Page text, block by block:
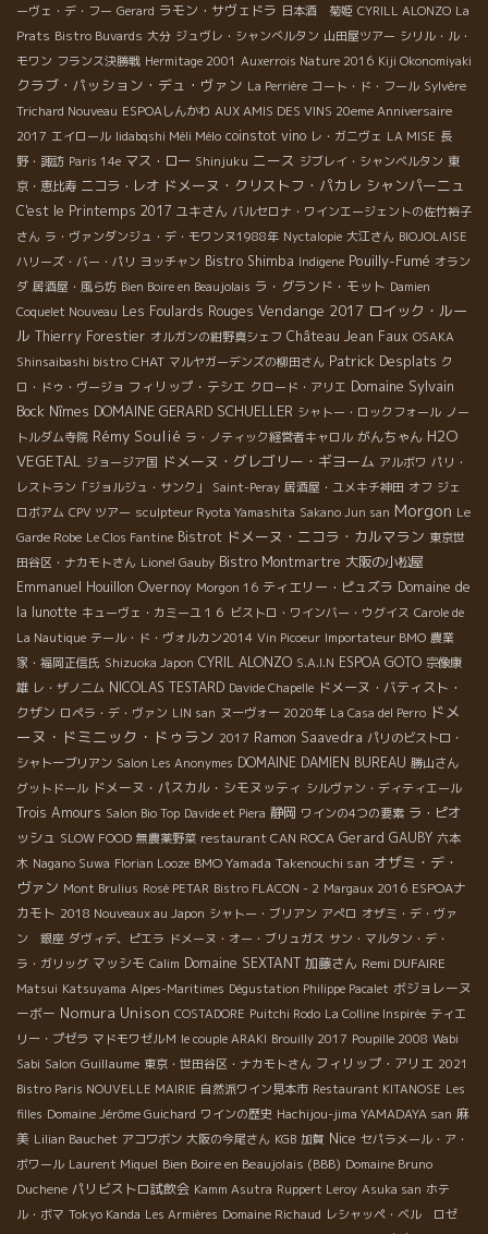
ーヴェ・デ・フー Gerard ラモン・サヴェドラ 日本酒 菊姫 CYRILL ALONZO La
Prats Bistro Buvards 大分 ジュヴレ・シャンべルタン 山田屋ツアー シリル・ル・
モワン フランス決勝戦 Hermitage 2001 Auxerrois Nature 2016 Kiji Okonomiyaki
クラブ・パッション・デュ・ヴァン La Perrière コート・ド・フール Sylvère
Trichard Nouveau ESPOAしんかわ AUX AMIS DES VINS 20eme Anniversaire
2017 エイロール Iidabqshi Méli Mélo coinstot vino レ・ガニヴェ LA MISE 長
野・諏訪 Paris 14e マス・ロー Shinjuku ニース ジブレイ・シャンベルタン 東
京・恵比寿 ニコラ・レオ ドメーヌ・クリストフ・パカレ シャンパーニュ
C'est le Printemps 2017 ユキさん バルセロナ・ワインエージェントの佐竹裕子
さん ラ・ヴァンダンジュ・デ・モワンヌ1988年 Nyctalopie 大江さん BIOJOLAISE
ハリーズ・バー・パリ ヨッチャン Bistro Shimba Indigene Pouilly-Fumé オラン
ダ 居酒屋・風ら坊 Bien Boire en Beaujolais ラ・グランド・モット Damien
Coquelet Nouveau Les Foulards Rouges Vendange 2017 ロイック・ルー
ル Thierry Forestier オルガンの紺野真シェフ Château Jean Faux OSAKA
Shinsaibashi bistro CHAT マルヤガーデンズの柳田さん Patrick Desplats ク
ロ・ドゥ・ヴージョ フィリップ・テシエ クロード・アリエ Domaine Sylvain
Bock Nîmes DOMAINE GERARD SCHUELLER シャトー・ロックフォール ノー
トルダム寺院 Rémy Soulié ラ・ノティック経営者キャロル がんちゃん H2O
VEGETAL ジョージア国 ドメーヌ・グレゴリー・ギヨーム アルボワ パリ・
レストラン「ジョルジュ・サンク」
Saint-Peray 居酒屋・ユメキチ神田 オフ ジェ
ロボアム CPV ツアー sculpteur Ryota Yamashita Sakano Jun san Morgon Le
Garde Robe Le Clos Fantine Bistrot ドメーヌ・ニコラ・カルマラン 東京世
田谷区・ナカモトさん Lionel Gauby Bistro Montmartre 大阪の小松屋
Emmanuel Houillon Overnoy Morgon 16 ティエリー・ピュズラ Domaine de
la lunotte キューヴェ・カミーユ１６ ビストロ・ワインバー・ウグイス Carole de
La Nautique テール・ド・ヴォルカン2014 Vin Picoeur Importateur BMO 農業
家・福岡正信氏 Shizuoka Japon CYRIL ALONZO S.A.I.N ESPOA GOTO 宗像康
雄 レ・ザノ二ム NICOLAS TESTARD Davide Chapelle ドメーヌ・バティスト・
クザン ロペラ・デ・ヴァン LIN san ヌーヴォー 2020年 La Casa del Perro ドメ
ーヌ・ドミニック・ドゥラン 2017 Ramon Saavedra パリのビストロ・
シャトーブリアン Salon Les Anonymes DOMAINE DAMIEN BUREAU 勝山さん
グットドール ドメーヌ・パスカル・シモヌッティ シルヴァン・ディティエール
Trois Amours Salon Bio Top Davide et Piera 静岡 ワインの4つの要素 ラ・ピオ
ッシュ SLOW FOOD 無農薬野菜 restaurant CAN ROCA Gerard GAUBY 六本
木 Nagano Suwa Florian Looze BMO Yamada Takenouchi san オザミ・デ・
ヴァン Mont Brulius Rosé PETAR Bistro FLACON - 2 Margaux 2016 ESPOAナ
カモト 2018 Nouveaux au Japon シャトー・ブリアン アぺロ オザミ・デ・ヴァ
ン 銀座 ダヴィデ、ピエラ ドメーヌ・オー・ブリュガス サン・マルタン・デ・
ラ・ガリッグ マッシモ Calim Domaine SEXTANT 加藤さん Remi DUFAIRE
Matsui Katsuyama Alpes-Maritimes Dégustation Philippe Pacalet ボジョレーヌ
ーボー Nomura Unison COSTADORE Puitchi Rodo La Colline Inspirée ティエ
リー・プゼラ マドモワゼルＭ le couple ARAKI Brouilly 2017 Poupille 2008 Wabi
Sabi Salon Guillaume 東京・世田谷区・ナカモトさん フィリップ・アリエ 2021
Bistro Paris NOUVELLE MAIRIE 自然派ワイン見本市 Restaurant KITANOSE Les
filles Domaine Jérôme Guichard ワインの歴史 Hachijou-jima YAMADAYA san 麻
美 Lilian Bauchet アコワボン 大阪の今尾さん KGB 加賀 Nice セパラメール・ア・
ボワール Laurent Miquel Bien Boire en Beaujolais (BBB) Domaine Bruno
Duchene パリビストロ試飲会 Kamm Asutra Ruppert Leroy Asuka san ホテ
ル・ボマ Tokyo Kanda Les Armières Domaine Richaud レシャッペ・ベル ロゼ